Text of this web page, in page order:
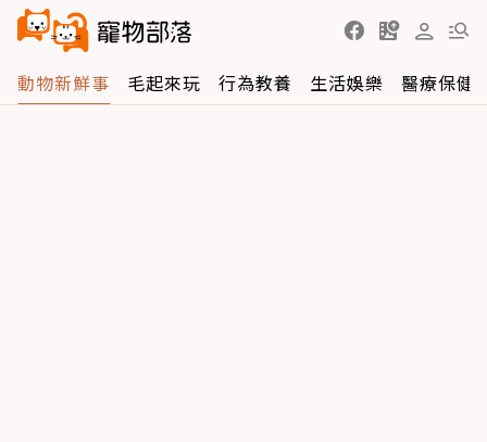
動物新鮮事 毛起來玩 行為教養 生活娛樂 醫療保健